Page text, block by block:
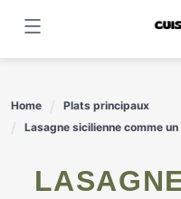
content
Home
Plats principaux
Lasagne sicilienne comme
LASAGNE SICILIENNE